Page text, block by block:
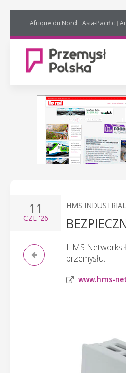
Afrique du Nord Asia-Pacific
11
CZE'26
HMS
HMS Networks
przemysłu.
www.hms-